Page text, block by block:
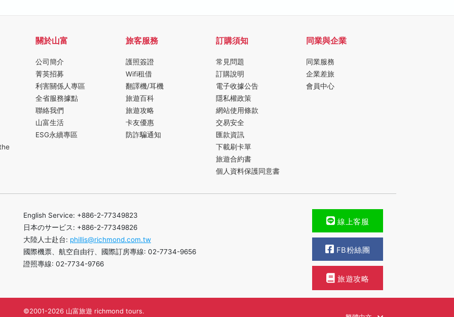
關於山富
公司簡介
菁英招募
利害關係人專區
全省服務據點
聯絡我們
山富生活
ESG永續專區
旅客服務
護照簽證
Wifi租借
翻譯機/耳機
旅遊百科
旅遊攻略
卡友優惠
防詐騙通知
訂購須知
常見問題
訂購說明
電子收據公告
隱私權政策
網站使用條款
交易安全
匯款資訊
下載刷卡單
旅遊合約書
個人資料保護同意書
同業與企業
同業服務
企業差旅
會員中心
English Service: +886-2-77349823
日本のサービス: +886-2-77349826
大陸人士赴台: phillis@richmond.com.tw
國際機票、航空自由行、國際訂房專線: 02-7734-9656
證照專線: 02-7734-9766
線上客服
FB粉絲團
旅遊攻略
©2001-2026 山富旅遊 richmond tours.